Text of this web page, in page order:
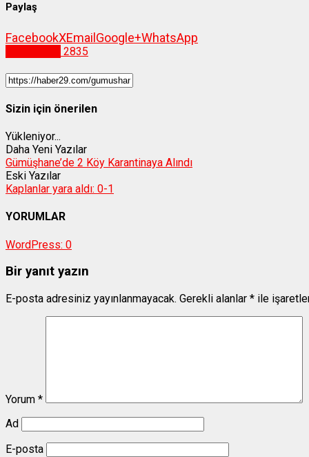
Paylaş
FacebookXEmail Google+WhatsApp
2835
Sizin için önerilen
Yükleniyor...
Daha Yeni Yazılar
Gümüşhane’de 2 Köy Karantinaya Alındı
Eski Yazılar
Kaplanlar yara aldı: 0-1
YORUMLAR
WordPress: 0
Bir yanıt yazın
E-posta adresiniz yayınlanmayacak. Gerekli alanlar * ile
Yorum *
Ad
E-posta